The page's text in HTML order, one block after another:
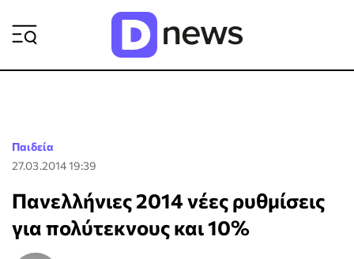
Παιδεία
27.03.2014 19:39
Πανελλήνιες 2014 νέες ρυθμίσεις
για πολύτεκνους και 10%